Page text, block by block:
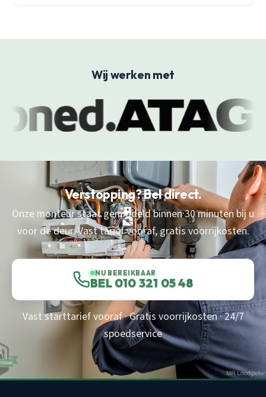
Wij werken met
Verstopping? Bel direct.
Onze monteur staat gemiddeld binnen 30 minuten bij u
voor de deur. Vast tarief vooraf, gratis voorrijkosten.
NU BEREIKBAAR
BEL 010 321 05 48
Vast starttarief vooraf · Gratis voorrijkosten · 24/7
spoedservice